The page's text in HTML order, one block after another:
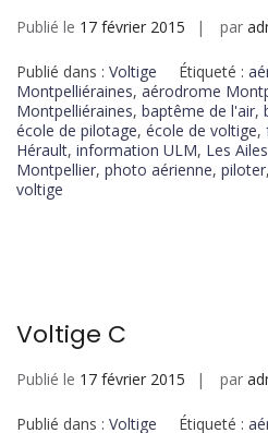
Publié le 17 février 2015 par
Publié dans : Voltige Étiqueté :
Montpelliéraines, aérodrome
Montpelliéraines, baptême de l'air,
école de pilotage, école de voltige,
Hérault, information ULM, Les
Montpellier, photo aérienne, piloter
voltige
Voltige C
Publié le 17 février 2015 par
Publié dans : Voltige Étiqueté :